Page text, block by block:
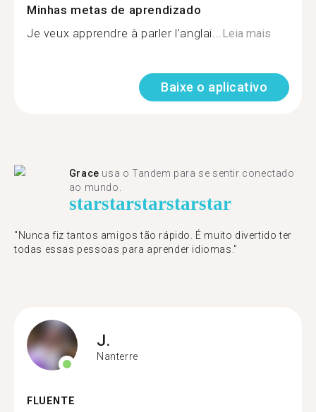
Minhas metas de aprendizado
Je veux apprendre à parler l’anglai...Leia mais
Baixe o aplicativo
Grace usa o Tandem para se sentir conectado
ao mundo.
starstarstarstarstar
"Nunca fiz tantos amigos tão rápido. É muito divertido ter
todas essas pessoas para aprender idiomas."
J.
Nanterre
FLUENTE